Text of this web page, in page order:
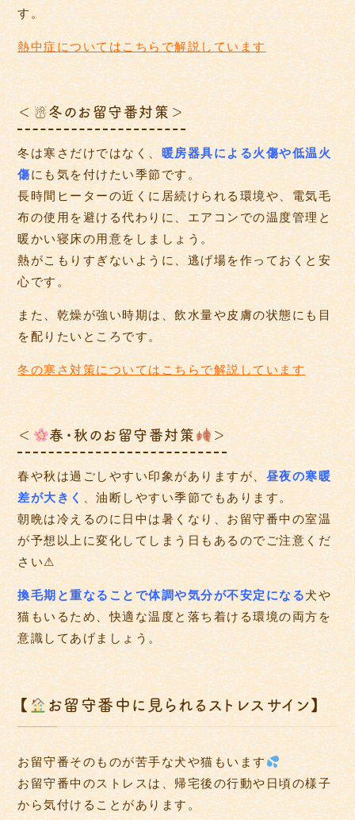
す。
熱中症についてはこちらで解説しています
＜☃冬のお留守番対策＞
冬は寒さだけではなく、暖房器具による火傷や低温火
傷にも気を付けたい季節です。
長時間ヒーターの近くに居続けられる環境や、電気毛
布の使用を避ける代わりに、エアコンでの温度管理と
暖かい寝床の用意をしましょう。
熱がこもりすぎないように、逃げ場を作っておくと安
心です。
また、乾燥が強い時期は、飲水量や皮膚の状態にも目
を配りたいところです。
冬の寒さ対策についてはこちらで解説しています
＜ 春・秋のお留守番対策 ＞
春や秋は過ごしやすい印象がありますが、昼夜の寒暖
差が大きく、油断しやすい季節でもあります。
朝晩は冷えるのに日中は暑くなり、お留守番中の室温
が予想以上に変化してしまう日もあるのでご注意くだ
さい⚠
換毛期と重なることで体調や気分が不安定になる犬や
猫もいるため、快適な温度と落ち着ける環境の両方を
意識してあげましょう。
【 お留守番中に見られるストレスサイン】
お留守番そのものが苦手な犬や猫もいます
お留守番中のストレスは、帰宅後の行動や日頃の様子
から気付けることがあります。